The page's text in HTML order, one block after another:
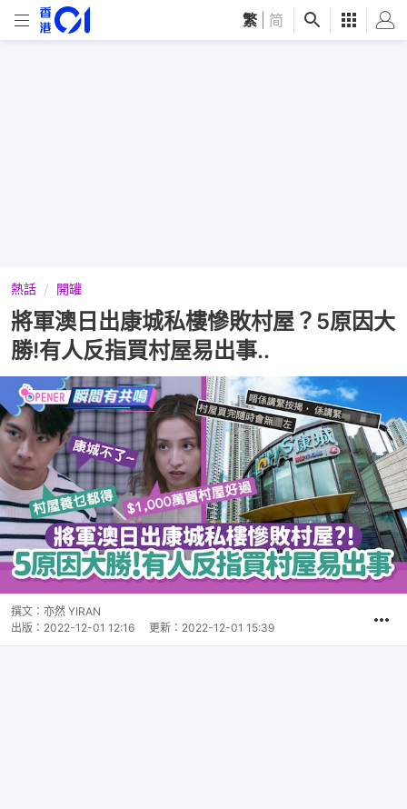
繁 简
熱話 開罐
將軍澳日出康城私樓慘敗村屋？5原因大
勝!有人反指買村屋易出事..
撰文： 亦然 YIRAN
出版： 2022-12-01 12:16 更新： 2022-12-01 15:39